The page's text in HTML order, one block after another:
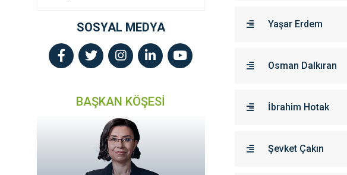
SOSYAL MEDYA
BAŞKAN KÖŞESİ
Yaşar Erdem
Osman Dalkıran
İbrahim Hotak
Şevket Çakın